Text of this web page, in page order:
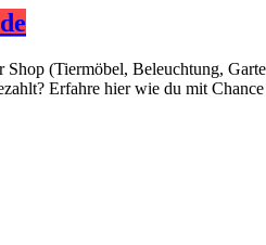
(Tiermöbel, Beleuchtung,
Erfahre hier wie du mit